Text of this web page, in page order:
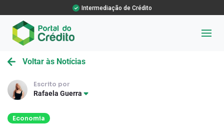
Intermediação de Crédito
Voltar às Notícias
Escrito por
Rafaela Guerra
Economia